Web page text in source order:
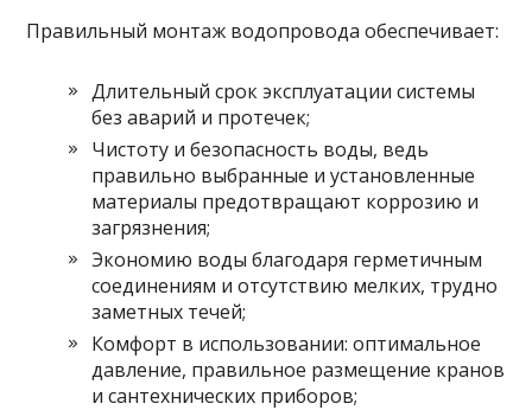
Правильный монтаж водопровода обеспечивает:
Длительный срок эксплуатации системы
без аварий и протечек;
Чистоту и безопасность воды, ведь
правильно выбранные и установленные
материалы предотвращают коррозию и
загрязнения;
Экономию воды благодаря герметичным
соединениям и отсутствию мелких, трудно
заметных течей;
Комфорт в использовании: оптимальное
давление, правильное размещение кранов
и сантехнических приборов;